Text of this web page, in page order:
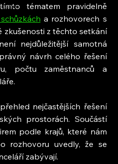
a rozhovorech s
zkušenosti z těchto setkání
nejdůležitější samotná
návrh celého řešení
počtu zaměstnanců a
nejčastějších řešení
prostorách. Součástí
podle krajů, které nám
rozhovoru uvedly, že se
zabývají.